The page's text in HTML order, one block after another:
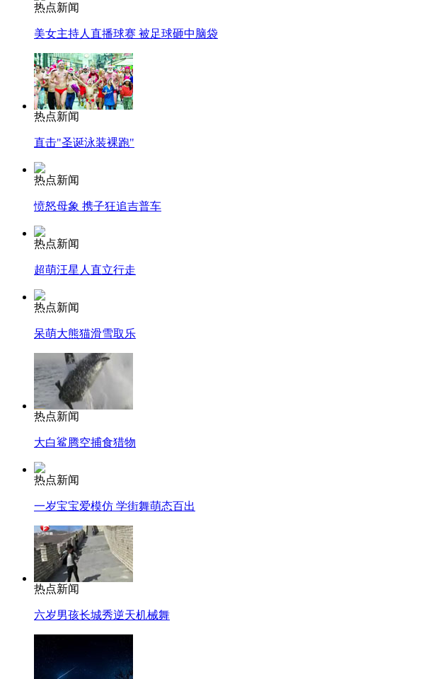
热点新闻
美女主持人直播球赛 被足球砸中脑袋
热点新闻
直击"圣诞泳装裸跑"
热点新闻
愤怒母象 携子狂追吉普车
热点新闻
超萌汪星人直立行走
热点新闻
呆萌大熊猫滑雪取乐
热点新闻
大白鲨腾空捕食猎物
热点新闻
一岁宝宝爱模仿 学街舞萌态百出
热点新闻
六岁男孩长城秀逆天机械舞